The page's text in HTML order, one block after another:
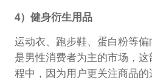
4）健身衍生用品
运动衣、跑步鞋、蛋白粉等偏
是男性消费者为主的市场，
程中，因为用户更关注商品